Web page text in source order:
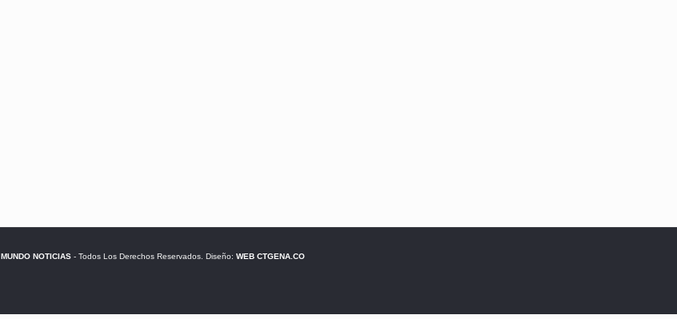
MUNDO NOTICIAS- Todos Los Derechos Reservados. Diseño: WEB CTGENA.CO